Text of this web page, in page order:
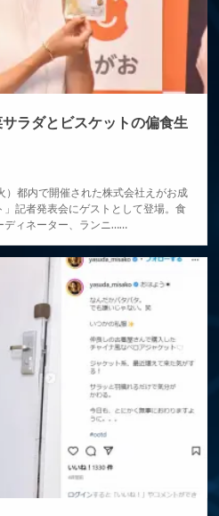
ラダとビスケットの偏食生
）都内で開催された株式会社えがお成
記者発表会にゲストとして登場。食
ディネーター、ランニ……